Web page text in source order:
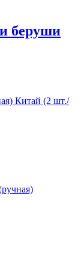
беруши
Китай (2 шт./